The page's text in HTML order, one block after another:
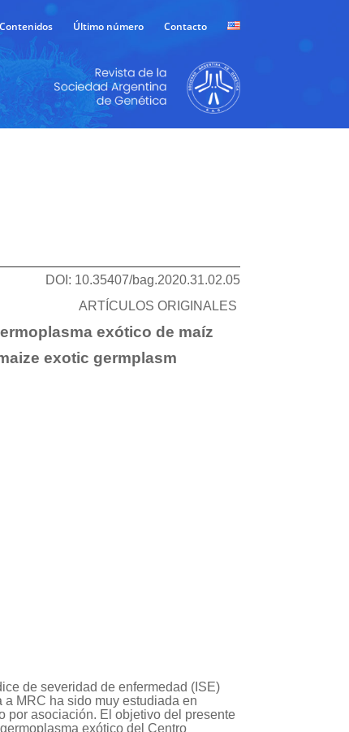
Contenidos Último número Contacto
DOI: 10.35407/bag.2020.31.02.05
ARTÍCULOS ORIGINALES
exótico de maíz
exotic germplasm
de severidad de enfermedad (ISE)
MRC ha sido muy estudiada en
por asociación. El objetivo del presente
exótico del Centro